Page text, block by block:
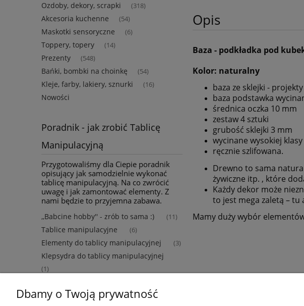
Ozdoby, dekory, scrapki (318)
Akcesoria kuchenne (54)
Maskotki sensoryczne (6)
Toppery, topery (14)
Prezenty (548)
Bańki, bombki na choinkę (54)
Kleje, farby, lakiery, sznurki (16)
Nowości
Poradnik - jak zrobić Tablicę
Manipulacyjną
Przygotowaliśmy dla Ciepie poradnik
opisujący jak samodzielnie wykonać
tablicę manipulacyjną. Na co zwrócić
uwagę i jak zamontować elementy. Z
nami będzie to przyjemna zabawa.
,,Babcine hobby'' - zrób to sama :) (11)
Tablice manipulacyjne (6)
Elementy do tablicy manipulacyjnej (3)
Klepsydra do tablicy manipulacyjnej
(1)
Opis
Baza - podkładka pod
Kolor: naturalny
baza ze sklejki -
baza podstawka
średnica oczka 10 mm
zestaw 4 sztuki
grubość sklejki 3 mm
wycinane wysokiej
ręcznie szlifowana.
Drewno to sama
żywiczne itp. , które
Każdy dekor może
to jest mega zaletą –
Mamy duży wybór
Dbamy o Twoją prywatność